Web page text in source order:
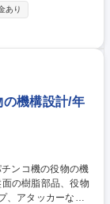
品を当社の技術力
スタイル】1回目の
どのように形にする
により出張もござ
行動ができている
日
あり
機構設計/年
、アタッカーなど